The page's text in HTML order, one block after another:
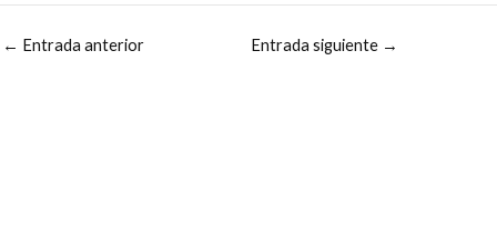
← Entrada anterior Entrada siguiente →